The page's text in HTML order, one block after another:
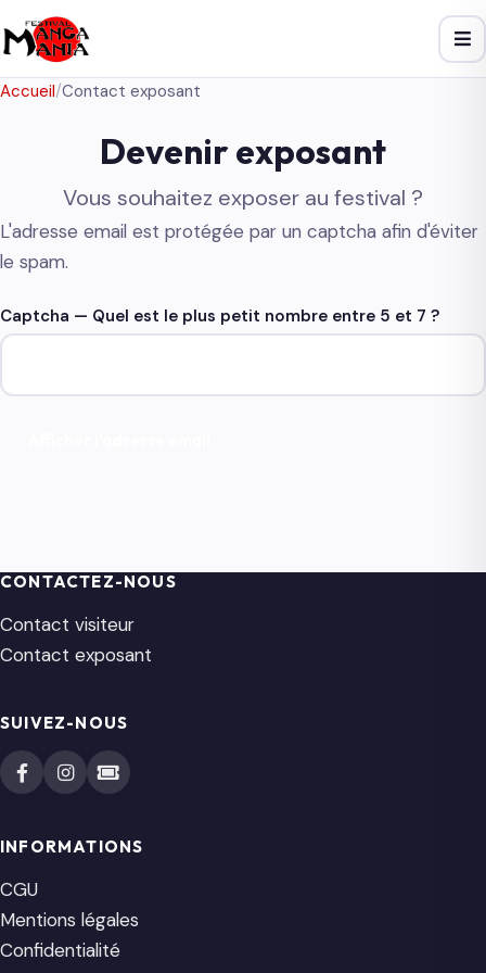
Accueil/Contact exposant
Devenir exposant
Vous souhaitez exposer au festival ?
L'adresse email est protégée par un captcha afin d'éviter
le spam.
Captcha — Quel est le plus petit nombre entre 5 et 7 ?
CONTACTEZ-NOUS
Contact visiteur
Contact exposant
SUIVEZ-NOUS
INFORMATIONS
CGU
Mentions légales
Confidentialité